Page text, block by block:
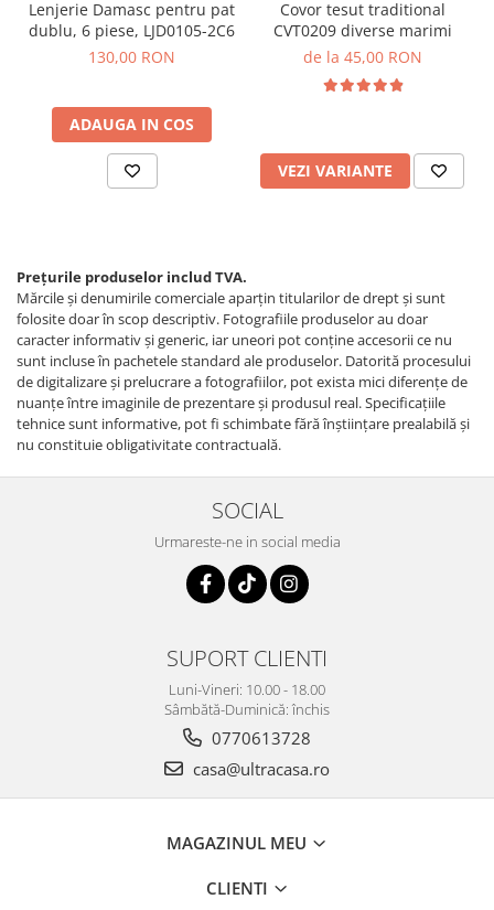
Lenjerie Damasc pentru pat
dublu, 6 piese, LJD0105-2C6
130,00 RON
ADAUGA IN COS
Covor tesut traditional
CVT0209 diverse marimi
de la 45,00 RON
VEZI VARIANTE
Prețurile produselor includ TVA.
Mărcile și denumirile comerciale aparțin titularilor de drept şi sunt
folosite doar în scop descriptiv. Fotografiile produselor au doar
caracter informativ şi generic, iar uneori pot conţine accesorii ce nu
sunt incluse în pachetele standard ale produselor. Datorită procesului
de digitalizare și prelucrare a fotografiilor, pot exista mici diferențe de
nuanțe între imaginile de prezentare și produsul real. Specificaţiile
tehnice sunt informative, pot fi schimbate fără înştiinţare prealabilă şi
nu constituie obligativitate contractuală.
SOCIAL
Urmareste-ne in social media
SUPORT CLIENTI
Luni-Vineri: 10.00 - 18.00
Sâmbătă-Duminică: închis
0770613728
casa@ultracasa.ro
MAGAZINUL MEU
CLIENTI